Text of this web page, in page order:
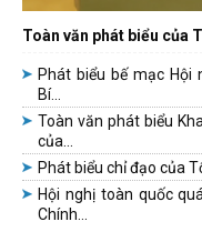
Toàn văn phát biểu của
Phát biểu bế mạc Hội
Bí...
Toàn văn phát biểu
của...
Phát biểu chỉ đạo của
Hội nghị toàn quốc
Chính...